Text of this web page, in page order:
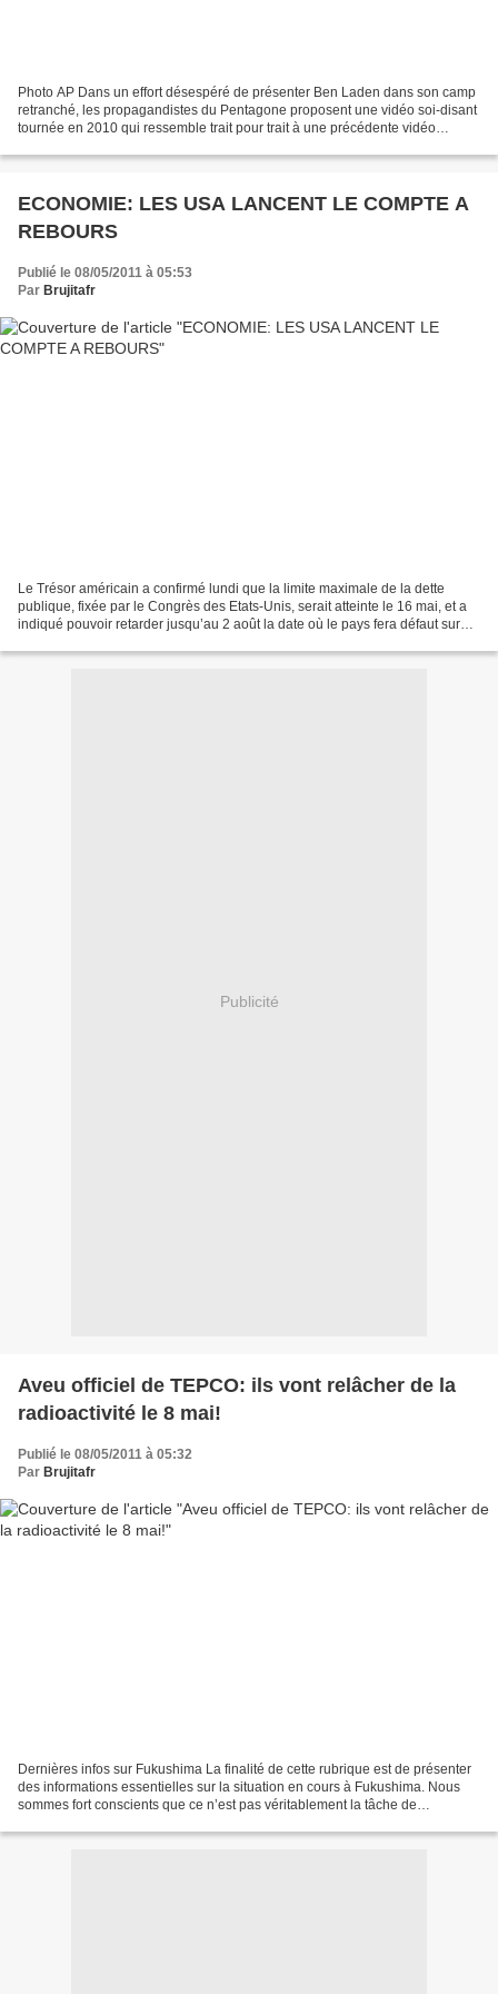
Photo AP Dans un effort désespéré de présenter Ben Laden dans son camp
retranché, les propagandistes du Pentagone proposent une vidéo soi-disant
tournée en 2010 qui ressemble trait pour trait à une précédente vidéo
ECONOMIE: LES USA LANCENT LE COMPTE A
REBOURS
Publié le 08/05/2011 à 05:53
Par Brujitafr
Le Trésor américain a confirmé lundi que la limite maximale de la dette
publique, fixée par le Congrès des Etats-Unis, serait atteinte le 16 mai, et a
indiqué pouvoir retarder jusqu’au 2 août la date où le pays fera défaut sur
Publicité
Aveu officiel de TEPCO: ils vont relâcher de la
radioactivité le 8 mai!
Publié le 08/05/2011 à 05:32
Par Brujitafr
Dernières infos sur Fukushima La finalité de cette rubrique est de présenter
des informations essentielles sur la situation en cours à Fukushima. Nous
sommes fort conscients que ce n’est pas véritablement la tâche de